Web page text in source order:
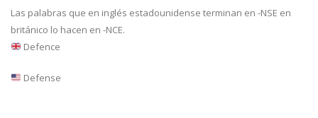
Las palabras que en inglés estadounidense terminan en -NSE en
británico lo hacen en -NCE.
Defence
Defense